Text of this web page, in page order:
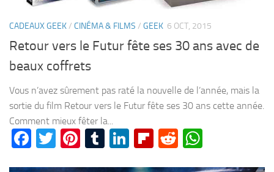
CADEAUX GEEK/ CINÉMA & FILMS / GEEK 6 OCT, 2015
Retour vers le Futur fête ses 30 ans avec de
beaux coffrets
Vous n’avez sûrement pas raté la nouvelle de l’année, mais la
sortie du film Retour vers le Futur fête ses 30 ans cette année.
Comment mieux fêter la...
Facebook
Twitter
Pinterest
Tumblr
LinkedIn
Flipboard
Reddit